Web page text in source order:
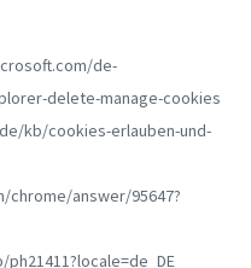
de-
delete-manage-cookies
kb/cookies-erlauben-und-
answer/95647?